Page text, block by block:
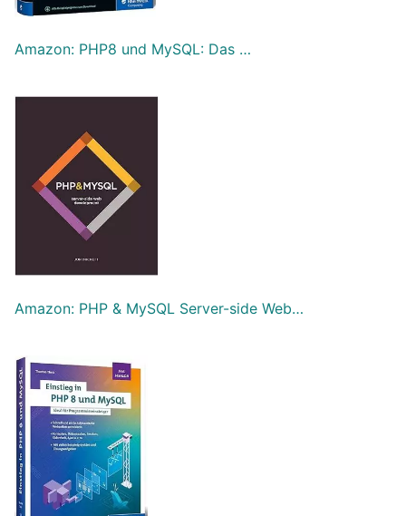
Amazon: PHP8 und MySQL: Das …
Amazon: PHP & MySQL Server-side Web…